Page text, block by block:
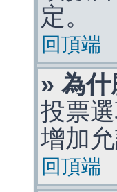
定。
回頂端
» 為
投票
增加
回頂端